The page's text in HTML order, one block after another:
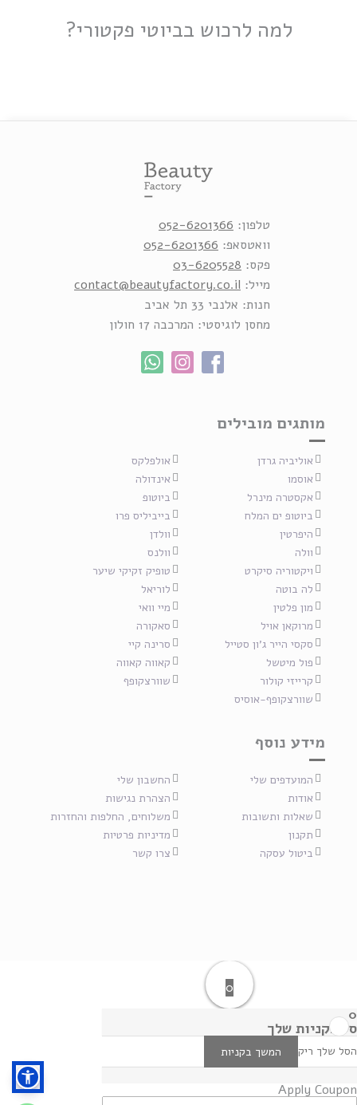
למה לרכוש בביוטי פקטורי?
טלפון: 052-6201366
וואטסאפ: 052-6201366
פקס: 03-6205528
מייל: contact@beautyfactory.co.il
חנות: אלנבי 33 תל אביב
מחסן לוגיסטי: המרכבה 17 חולון
מותגים מובילים
אוליביה גרדן
אולפלקס
אוסמו
אינדולה
אקסטרה מינרל
ביוטופ
ביוטופ ים המלח
בייביליס פרו
היפרטין
וולדן
וולה
וולנס
ויקטוריה סיקרט
טופיק זקיקי שיער
לה בוטה
לוריאל
מון פלטין
מיי וואי
מרוקאן אויל
סאקורה
סקסי הייר ג'ון סטייל
סרינה קיי
פול מיטשל
קאווה קאווה
קרייזי קולור
שוורצקופף
שוורצקופף-אוסיס
מידע נוסף
המועדפים שלי
החשבון שלי
אודות
הצהרת נגישות
שאלות ותשובות
משלוחים, החלפות והחזרות
תקנון
מדיניות פרטיות
ביטול עסקה
צרו קשר
0
0
סל הקניות שלך
הסל שלך ריק המשך בקניות
Apply Coupon